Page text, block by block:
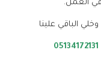
في العمل.
الباقي علينا